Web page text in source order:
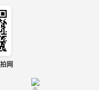
网